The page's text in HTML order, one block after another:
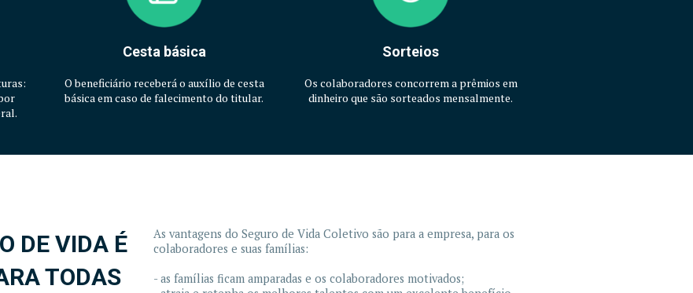
Cesta básica
O beneficiário receberá o auxílio de cesta
básica em caso de falecimento do titular.
Sorteios
Os colaboradores concorrem a prêmios em
dinheiro que são sorteados mensalmente.
DE VIDA É
TODAS
As vantagens do Seguro de Vida Coletivo são para a empresa, para os
colaboradores e suas famílias:
- as famílias ficam amparadas e os colaboradores motivados;